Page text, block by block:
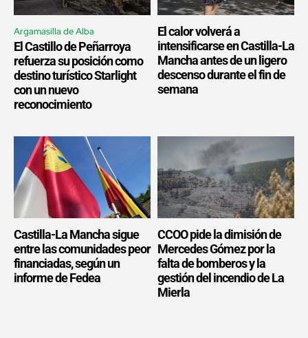
Argamasilla de Alba
El Castillo de Peñarroya
refuerza su posición como
destino turístico Starlight
con un nuevo
reconocimiento
El calor volverá a
intensificarse en Castilla-La
Mancha antes de un ligero
descenso durante el fin de
semana
Castilla-La Mancha sigue
entre las comunidades peor
financiadas, según un
informe de Fedea
CCOO pide la dimisión de
Mercedes Gómez por la
falta de bomberos y la
gestión del incendio de La
Mierla